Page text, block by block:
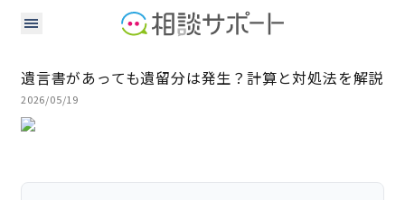
遺言書があっても遺留分は発生？計算と対処法を解説
2026/05/19